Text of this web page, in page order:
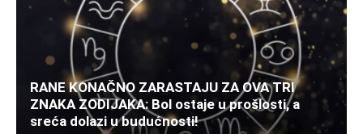
RANE KONAČNO ZARASTAJU ZA OVA TRI
ZNAKA ZODIJAKA: Bol ostaje u prošlosti, a
sreća dolazi u budućnosti!